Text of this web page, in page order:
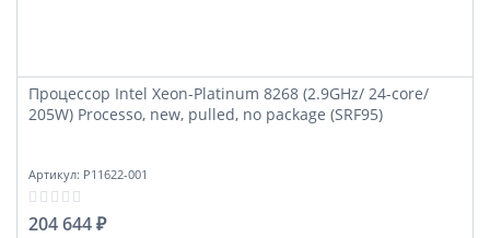
Процессор Intel Xeon-Platinum 8268 (2.9GHz/ 24-core/
205W) Processo, new, pulled, no package (SRF95)
Артикул: P11622-001
204 644 ₽